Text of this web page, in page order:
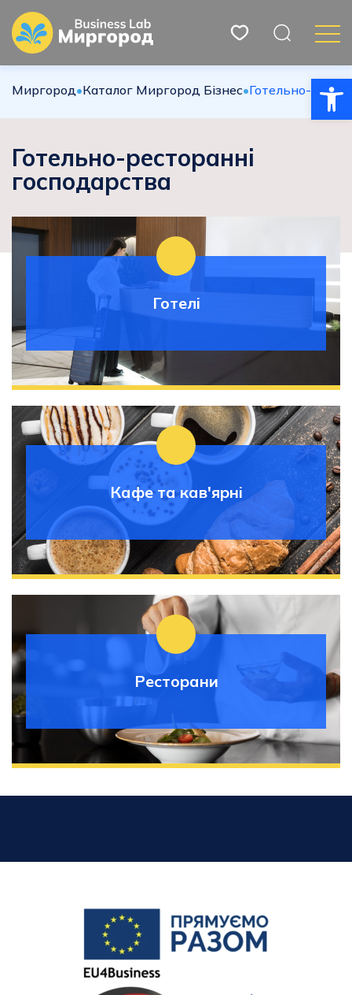
Миргород•Каталог Миргород Бізнес•Готельно-
Готельно-ресторанні
господарства
Готелі
Кафе та кав'ярні
Ресторани